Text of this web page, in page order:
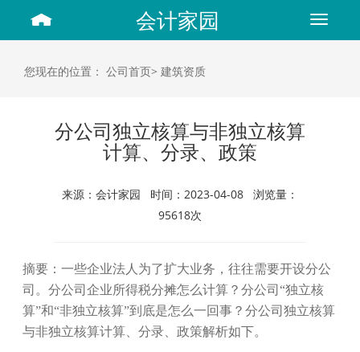
Toggle
会计家园
您现在的位置： 公司首页> 建筑资质
分公司独立核算与非独立核算
计算、分录、政策
来源：会计家园 时间：2023-04-08 浏览量：
95618次
摘要：一些企业法人为了扩大业务，往往需要开设分公
司。分公司企业所得税分摊怎么计算？分公司“独立核
算”和“非独立核算”到底是怎么一回事？分公司独立核算
与非独立核算计算、分录、政策解析如下。